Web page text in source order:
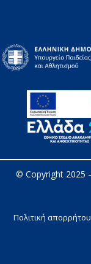
© Copyright 2025
Πολιτική